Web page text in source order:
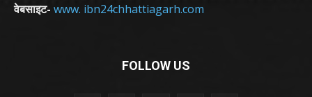
वेबसाइट- www. ibn24chhattiagarh.com
FOLLOW US